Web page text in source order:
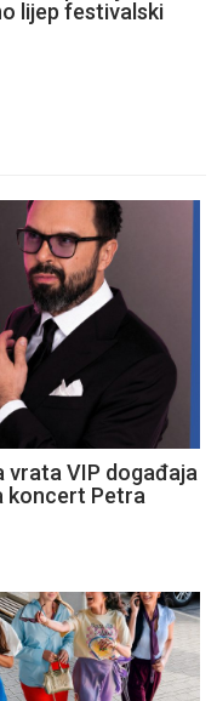
lijep festivalski
vrata VIP događaja
koncert Petra